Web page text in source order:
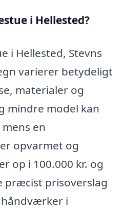
i Hellested?
i Hellested, Stevns
varierer betydeligt
materialer og
mindre model kan
en
opvarmet og
op i 100.000 kr. og
præcist prisoverslag
i